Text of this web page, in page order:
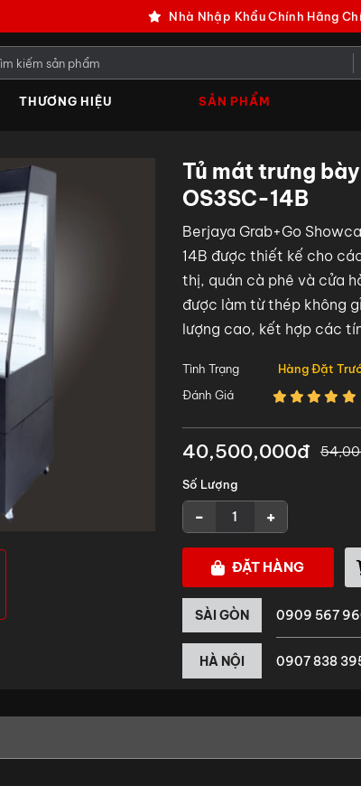
Nhà Nhập Khẩu Chính Hãng
THƯƠNG HIỆU SẢN PHẨM
Tủ mát trưng
OS3SC-14B
Berjaya Grab+Go
14B được thiết kế cho
thị, quán cà phê và cửa
được làm từ thép không
lượng cao, kết hợp các
năng hiển thị.
Tình Trạng
Hàng Đặt
Đánh Giá
40,500,000đ
Số Lượng
- +
ĐẶT HÀNG
SÀI GÒN 0909 567
HÀ NỘI 0907 838